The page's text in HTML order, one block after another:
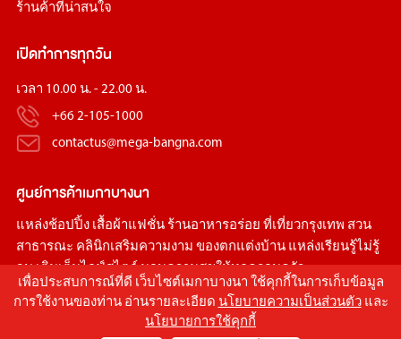
ร้านค้าที่น่าสนใจ
เปิดทำการทุกวัน
เวลา 10.00 น. - 22.00 น.
+66 2-105-1000
contactus@mega-bangna.com
ศูนย์การค้าเมกาบางนา
แหล่งช้อปปิ้ง เสื้อผ้าแฟชั่น ร้านอาหารอร่อย ที่เที่ยวกรุงเทพ สวน
สาธารณะ คลินิกเสริมความงาม ของตกแต่งบ้านแหล่งเรียนรู้ไม่รู้
จบ เติมเต็มไลฟ์สไตล์ มอบความสุขให้ทุกครอบครัว
เพื่อประสบการณ์ที่ดี เว็บไซต์เมกาบางนา ใช้คุกกี้ในการเก็บข้อมูล
การใช้งานของท่าน อ่านรายละเอียด นโยบายความเป็นส่วนตัวและ
นโยบายการใช้คุกกี้